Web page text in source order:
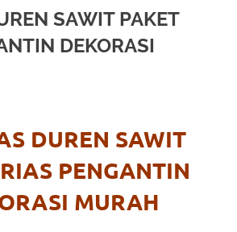
SAWIT PAKET
DEKORASI
DUREN SAWIT
PENGANTIN
MURAH